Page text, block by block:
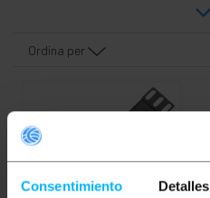
Consentimiento Detalles
Ordina per